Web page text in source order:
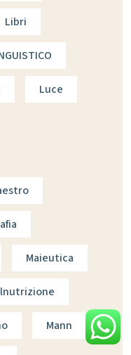
Libri
Luce
Maieutica
Mann